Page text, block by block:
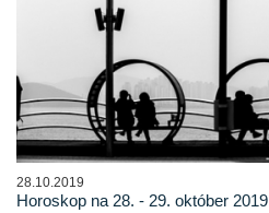
28.10.2019
Horoskop na 28. - 29. október 2019